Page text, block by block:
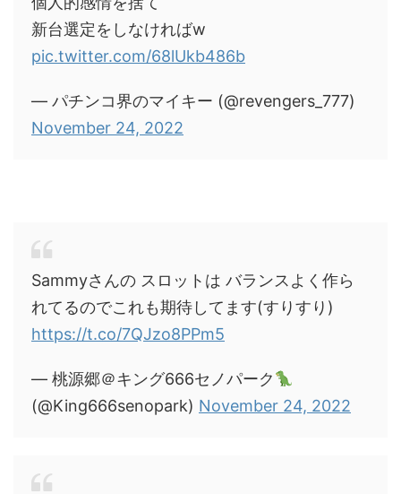
新台選定をしなければw
pic.twitter.com/68lUkb486b
— パチンコ界のマイキー (@revengers_777)
November 24, 2022
Sammyさんの スロットは バランスよく作ら
れてるのでこれも期待してます(すりすり)
https://t.co/7QJzo8PPm5
— 桃源郷＠キング666セノパーク
(@King666senopark) November 24, 2022